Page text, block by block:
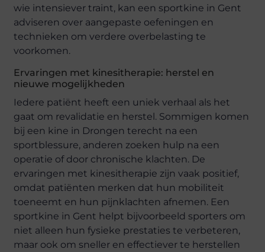
wie intensiever traint, kan een sportkine in Gent
adviseren over aangepaste oefeningen en
technieken om verdere overbelasting te
voorkomen.
Ervaringen met kinesitherapie: herstel en
nieuwe mogelijkheden
Iedere patiënt heeft een uniek verhaal als het
gaat om revalidatie en herstel. Sommigen komen
bij een kine in Drongen terecht na een
sportblessure, anderen zoeken hulp na een
operatie of door chronische klachten. De
ervaringen met kinesitherapie zijn vaak positief,
omdat patiënten merken dat hun mobiliteit
toeneemt en hun pijnklachten afnemen. Een
sportkine in Gent helpt bijvoorbeeld sporters om
niet alleen hun fysieke prestaties te verbeteren,
maar ook om sneller en effectiever te herstellen